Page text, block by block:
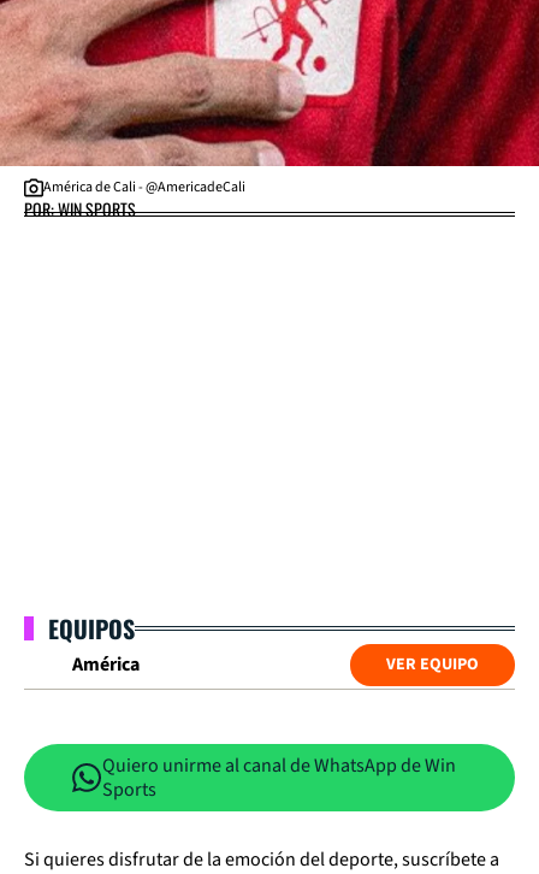
América de Cali - @AmericadeCali
POR: WIN SPORTS
EQUIPOS
América VER EQUIPO
Quiero unirme al canal de WhatsApp de Win
Sports
Si quieres disfrutar de la emoción del deporte, suscríbete a